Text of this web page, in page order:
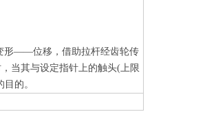
形——位移，借助拉杆经齿轮传
当其与设定指针上的触头(上限
的。